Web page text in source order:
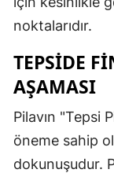
noktalarıdır.
TEPSİDE
AŞAMASI
Pilavın "Tepsi
öneme sahip
dokunuşudur.